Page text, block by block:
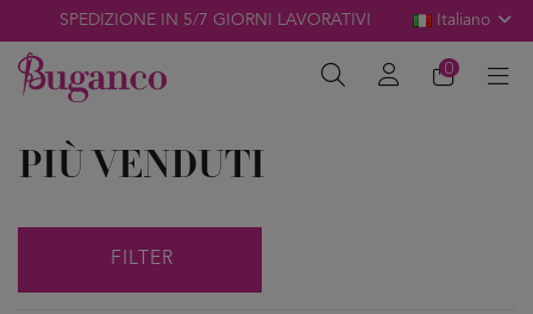
SPEDIZIONE IN 5/7 GIORNI LAVORATIVI Italiano
0
PIÙ VENDUTI
FILTER